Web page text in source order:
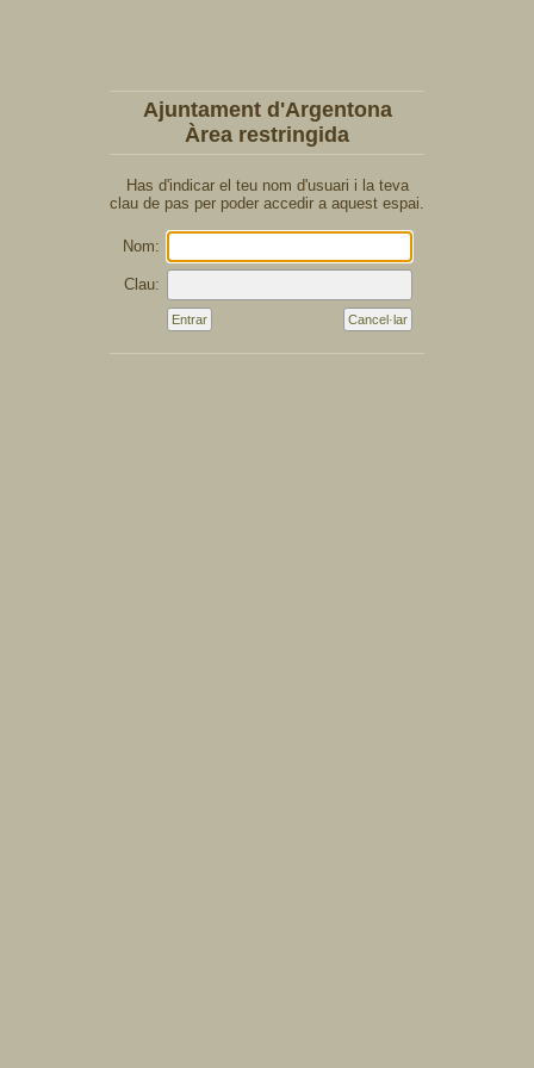
Ajuntament d'Argentona
Àrea restringida
Has d'indicar el teu nom d'usuari i la teva
clau de pas per poder accedir a aquest espai.
Nom:
Clau: